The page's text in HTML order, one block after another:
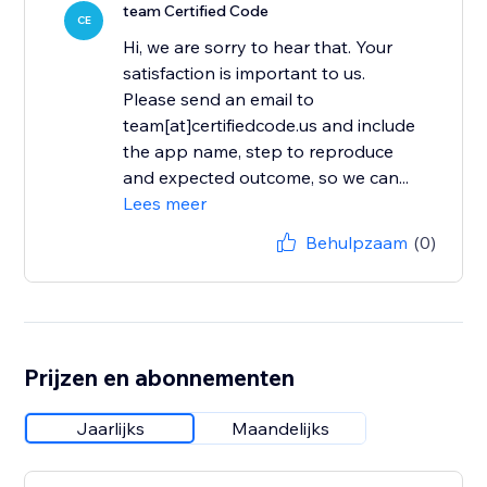
CE team Certified Code
Hi, we are sorry to hear that. Your
satisfaction is important to us.
Please send an email to
team[at]certifiedcode.us and include
the app name, step to reproduce
and expected outcome, so we can...
Lees meer
Behulpzaam (0)
Prijzen en abonnementen
Jaarlijks Maandelijks